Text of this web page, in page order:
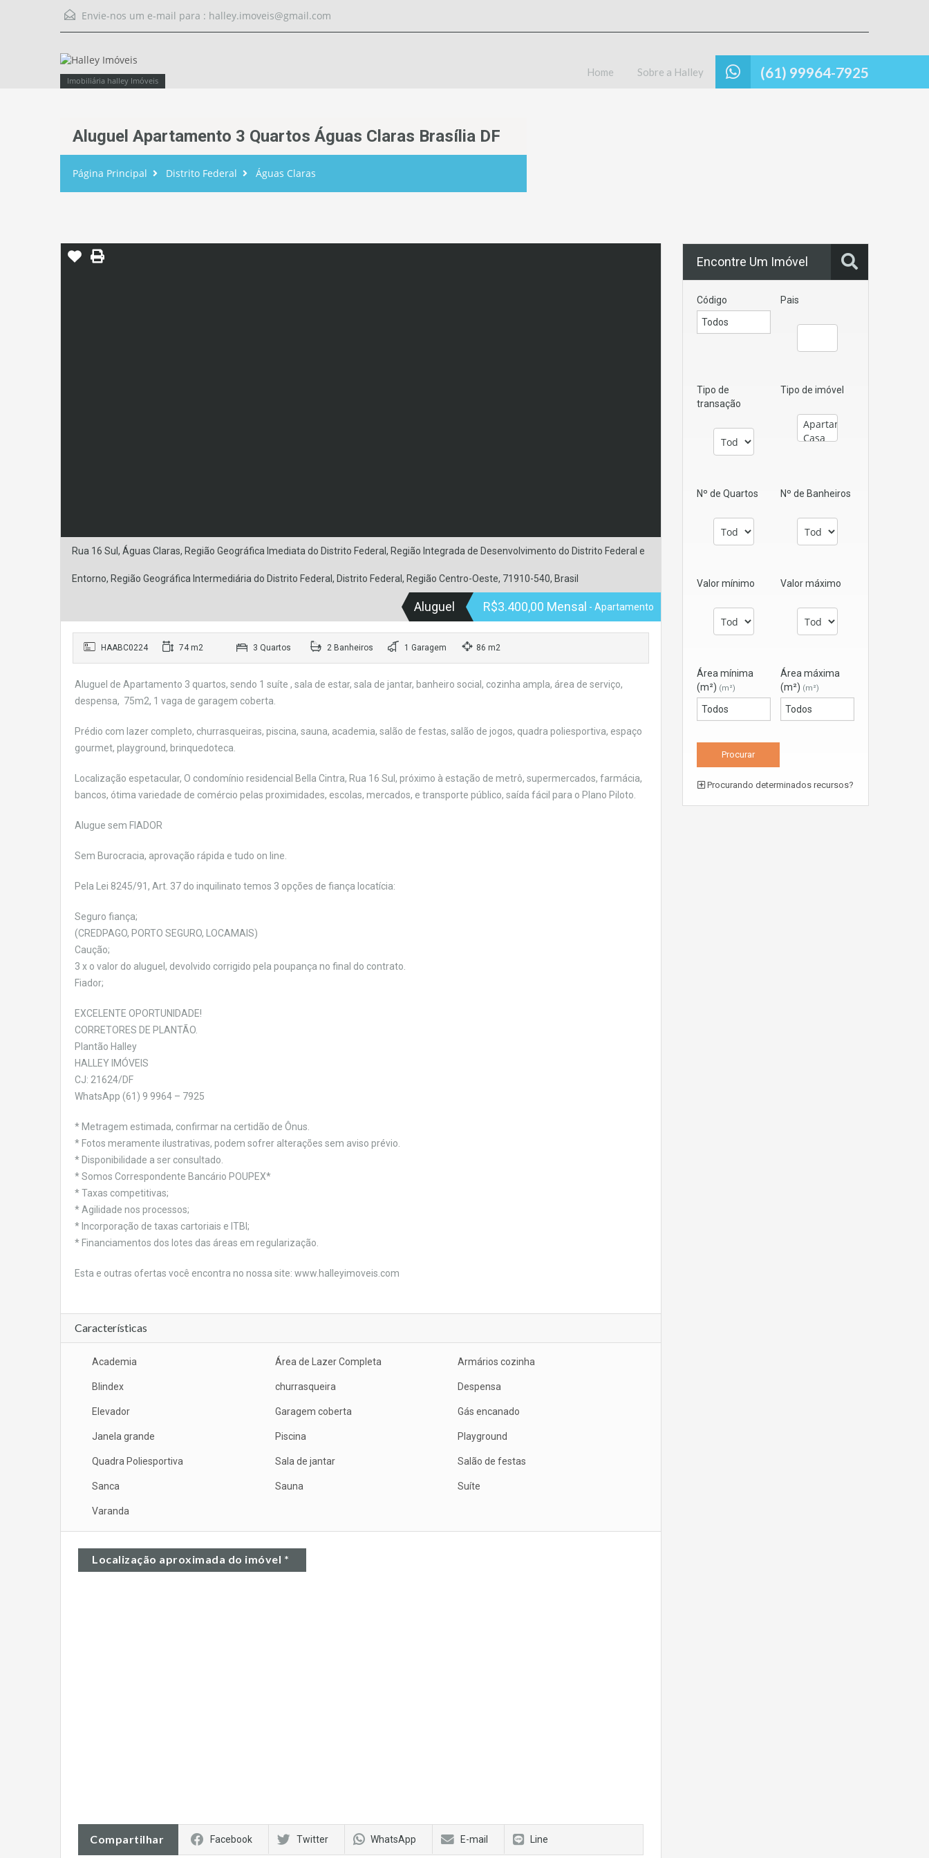
Envie-nos um e-mail para : halley.imoveis@gmail.com
Imobiliária halley Imóveis (61) 99964-7925
Home Sobre a Halley
Aluguel Apartamento 3 Quartos Águas Claras Brasília DF
Página Principal Distrito Federal Águas Claras
Rua 16 Sul, Águas Claras, Região Geográfica Imediata do Distrito Federal, Região Integrada de Desenvolvimento do Distrito Federal e
Entorno, Região Geográfica Intermediária do Distrito Federal, Distrito Federal, Região Centro-Oeste, 71910-540, Brasil
Aluguel R$3.400,00 Mensal - Apartamento
HAABC0224 74 m2 3 Quartos 2 Banheiros 1 Garagem 86 m2
Aluguel de Apartamento 3 quartos, sendo 1 suíte , sala de estar, sala de jantar, banheiro social, cozinha ampla, área de serviço,
despensa, 75m2, 1 vaga de garagem coberta.
Prédio com lazer completo, churrasqueiras, piscina, sauna, academia, salão de festas, salão de jogos, quadra poliesportiva, espaço
gourmet, playground, brinquedoteca.
Localização espetacular, O condomínio residencial Bella Cintra, Rua 16 Sul, próximo à estação de metrô, supermercados, farmácia,
bancos, ótima variedade de comércio pelas proximidades, escolas, mercados, e transporte público, saída fácil para o Plano Piloto.
Alugue sem FIADOR
Sem Burocracia, aprovação rápida e tudo on line.
Pela Lei 8245/91, Art. 37 do inquilinato temos 3 opções de fiança locatícia:
Seguro fiança;
(CREDPAGO, PORTO SEGURO, LOCAMAIS)
Caução;
3 x o valor do aluguel, devolvido corrigido pela poupança no final do contrato.
Fiador;
EXCELENTE OPORTUNIDADE!
CORRETORES DE PLANTÃO.
Plantão Halley
HALLEY IMÓVEIS
CJ: 21624/DF
WhatsApp (61) 9 9964 – 7925
* Metragem estimada, confirmar na certidão de Ônus.
* Fotos meramente ilustrativas, podem sofrer alterações sem aviso prévio.
* Disponibilidade a ser consultado.
* Somos Correspondente Bancário POUPEX*
* Taxas competitivas;
* Agilidade nos processos;
* Incorporação de taxas cartoriais e ITBI;
* Financiamentos dos lotes das áreas em regularização.
Esta e outras ofertas você encontra no nossa site: www.halleyimoveis.com
Características
Academia Área de Lazer Completa Armários cozinha
Blindex churrasqueira Despensa
Elevador Garagem coberta Gás encanado
Janela grande Piscina Playground
Quadra Poliesportiva Sala de jantar Salão de festas
Sanca Sauna Suíte
Varanda
Localização aproximada do imóvel *
Compartilhar Facebook Twitter WhatsApp E-mail Line
Encontre Um Imóvel
Código Pais
Tipo de
transação
Tipo de imóvel
Nº de Quartos Nº de Banheiros
Valor mínimo Valor máximo
Área mínima
(m²) (m²)
Área máxima
(m²) (m²)
Procurando determinados recursos?